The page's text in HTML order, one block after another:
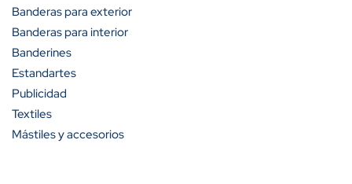
A partir de 75 unidades
A partir de 100 unidades
Banderas para exterior
Banderas para interior
Banderines
Estandartes
Publicidad
Textiles
Mástiles y accesorios